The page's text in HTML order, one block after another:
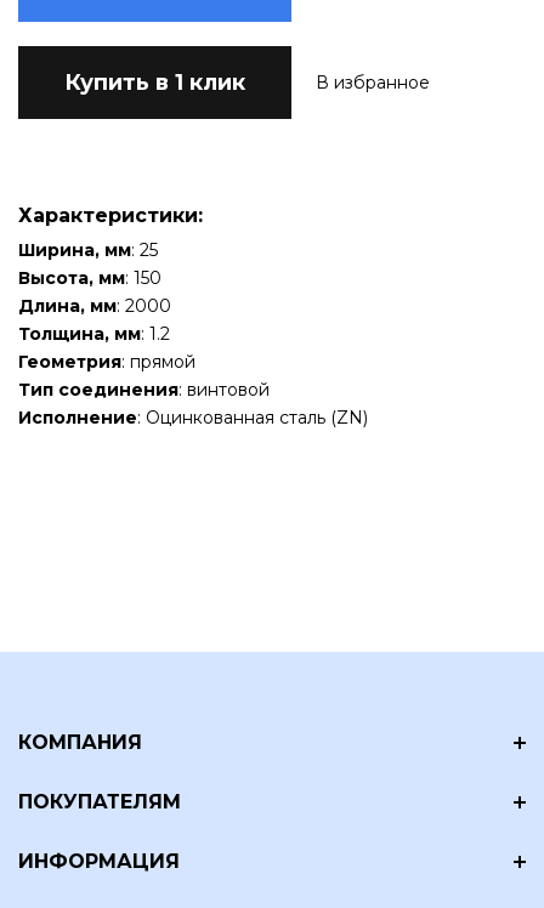
Купить в 1 клик В избранное
Характеристики:
Ширина, мм: 25
Высота, мм: 150
Длина, мм: 2000
Толщина, мм: 1.2
Геометрия: прямой
Тип соединения: винтовой
Исполнение: Оцинкованная сталь (ZN)
КОМПАНИЯ
ПОКУПАТЕЛЯМ
ИНФОРМАЦИЯ